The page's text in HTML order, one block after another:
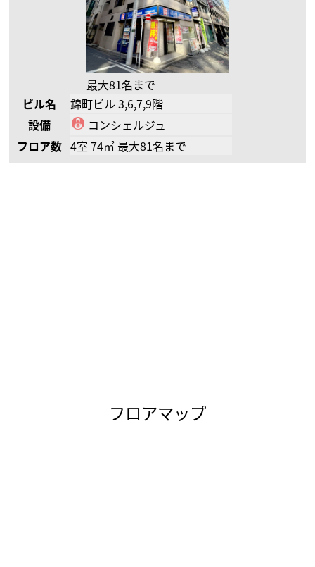
最大81名まで
ビル名
錦町ビル 3,6,7,9階
設備
コンシェルジュ
フロア数 4室 74㎡ 最大81名まで
フロアマップ